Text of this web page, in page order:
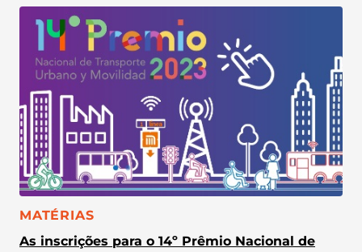
CATEGORIA:
MATÉRIAS
As inscrições para o 14º Prêmio Nacional de